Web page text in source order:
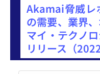
Akamai脅威レ
の需要、業界
マイ・テクノ
リリース（